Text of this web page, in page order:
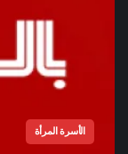
الأسرة المرأة